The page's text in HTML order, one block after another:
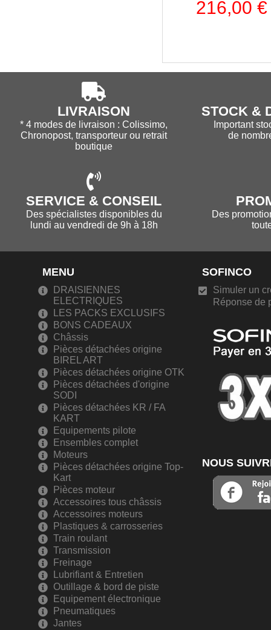
216,00 €
LIVRAISON
* 4 modes de livraison : Colissimo,
Chronopost, transporteur ou retrait
boutique
STOCK &
Important
de
SERVICE & CONSEIL
Des spécialistes disponibles du
lundi au vendredi de 9h à 18h
Des
MENU
DRAISIENNES
ELECTRIQUES
LES PACKS EXCLUSIFS
BONS CADEAUX
Châssis
Pièces détachées origine
BIREL ART
Pièces détachées origine OTK
Pièces détachées d'origine
SODI
Pièces détachées KR / FA
KART
Equipements pilote
Ensembles complet
Moteurs
Pièces détachées origine Top-
Kart
Pièces moteur
Accessoires tous châssis
Accessoires moteurs
Plastiques & carrosseries
Train roulant
Transmission
Freinage
Lubrifiant & Entretien
Outillage & bord de piste
Equipement électronique
Pneumatiques
Jantes
SOFINCO
Simuler un
Réponse de
NOUS